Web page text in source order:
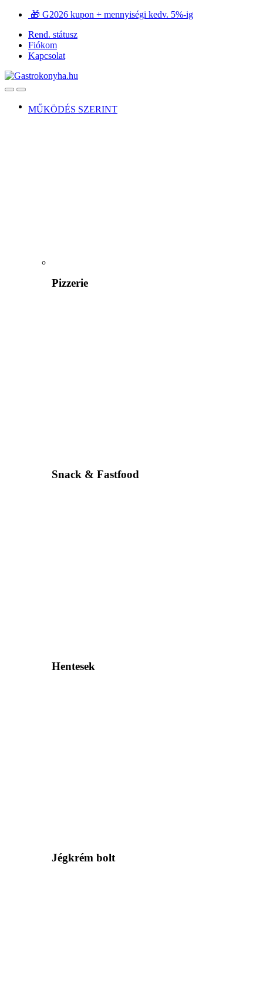
Ugrás
navigációhoz
Ugrás
tartalomra
🎁 G2026 kupon + mennyiségi kedv. 5%-ig
Rend. státusz
Fiókom
Kapcsolat
OpenClose
MŰKÖDÉS SZERINT
Pizzerie
Snack & Fastfood
Hentesek
Jégkrém bolt